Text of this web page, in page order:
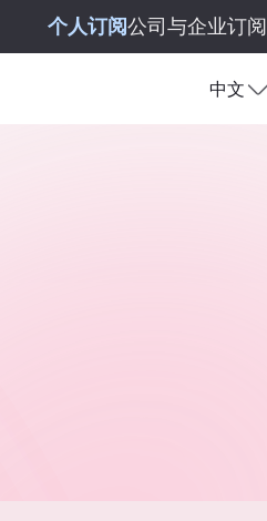
个人订阅公司与企业订阅
中文